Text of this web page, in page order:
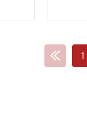
1